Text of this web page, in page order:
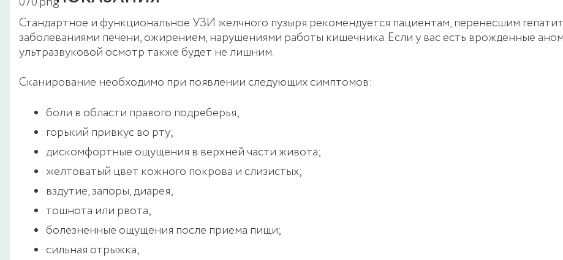
Стандартное и функциональное УЗИ желчного пузыря рекомендуется пациентам, перенесшим
заболеваниями печени, ожирением, нарушениями работы кишечника. Если у вас есть врожденные
ультразвуковой осмотр также будет не лишним.
Сканирование необходимо при появлении следующих симптомов:
боли в области правого подреберья;
горький привкус во рту;
дискомфортные ощущения в верхней части живота;
желтоватый цвет кожного покрова и слизистых;
вздутие, запоры, диарея;
тошнота или рвота;
болезненные ощущения после приема пищи;
сильная отрыжка;